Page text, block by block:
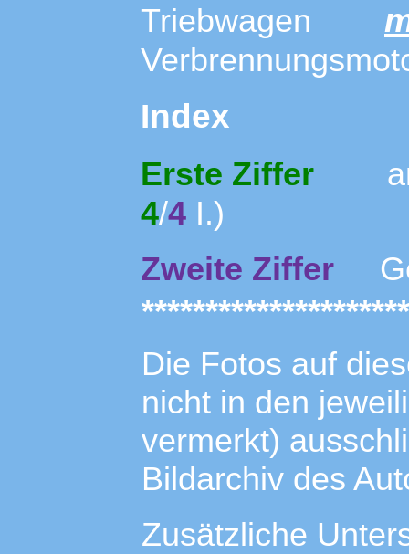
Triebwagen
Index
Erste Ziffer
4/4 I.)
Zweite Ziffer
Die Fotos auf
nicht in den
vermerkt)
Bildarchiv des
Zusätzliche